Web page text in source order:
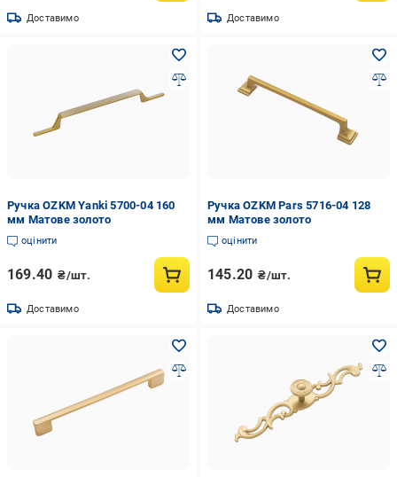
Доставимо Доставимо
Ручка OZKM Yanki 5700-04 160
мм Матове золото
оцінити
169.40 ₴/шт.
Доставимо
Ручка OZKM Pars 5716-04 128
мм Матове золото
оцінити
145.20 ₴/шт.
Доставимо